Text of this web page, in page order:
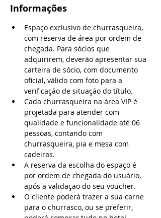
Informações
Espaço exclusivo de churrasqueira,
com reserva de área por ordem de
chegada. Para sócios que
adquirirem, deverão apresentar sua
carteira de sócio, com documento
oficial, válido com foto para a
verificação de situação do título.
Cada churrasqueira na área VIP é
projetada para atender com
qualidade e funcionalidade até 06
pessoas, contando com
churrasqueira, pia e mesa com
cadeiras.
A reserva da escolha do espaço é
por ordem de chegada do usuário,
após a validação do seu voucher.
O cliente poderá trazer a sua carne
para o churrasco, ou se preferir,